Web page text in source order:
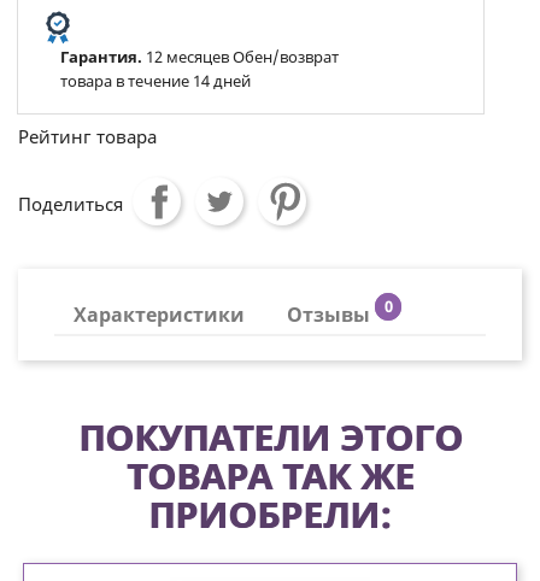
Гарантия. 12 месяцев Обен/возврат
товара в течение 14 дней
Рейтинг товара
Поделиться
Характеристики Отзывы 0
ПОКУПАТЕЛИ ЭТОГО
ТОВАРА ТАК ЖЕ
ПРИОБРЕЛИ: